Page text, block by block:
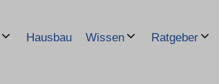
Hausbau Wissen Ratgeber